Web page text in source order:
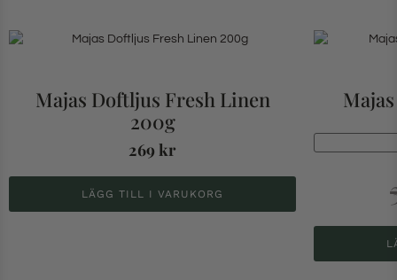
Majas Doftljus Fresh Linen
200g
269kr
LÄGG TILL I VARUKORG